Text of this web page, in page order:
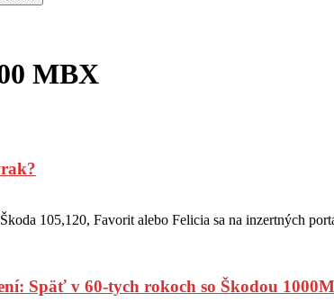
MBX
105,120, Favorit alebo Felicia sa na inzertných
Späť v 60-tych rokoch so Škodou